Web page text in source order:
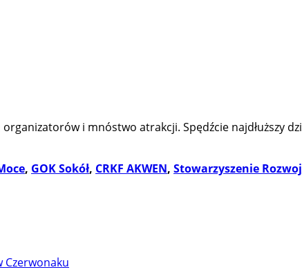
i mnóstwo atrakcji. Spędźcie najdłuższy
, GOK Sokół, CRKF AKWEN, Stowarzyszenie
Czerwonaku